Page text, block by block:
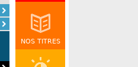
NOS TITRES